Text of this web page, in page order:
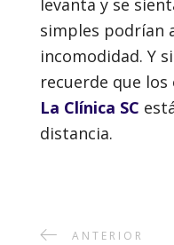
levanta y se
simples podrían
incomodidad. Y
recuerde que
La Clínica SC
distancia.
ANTERIOR